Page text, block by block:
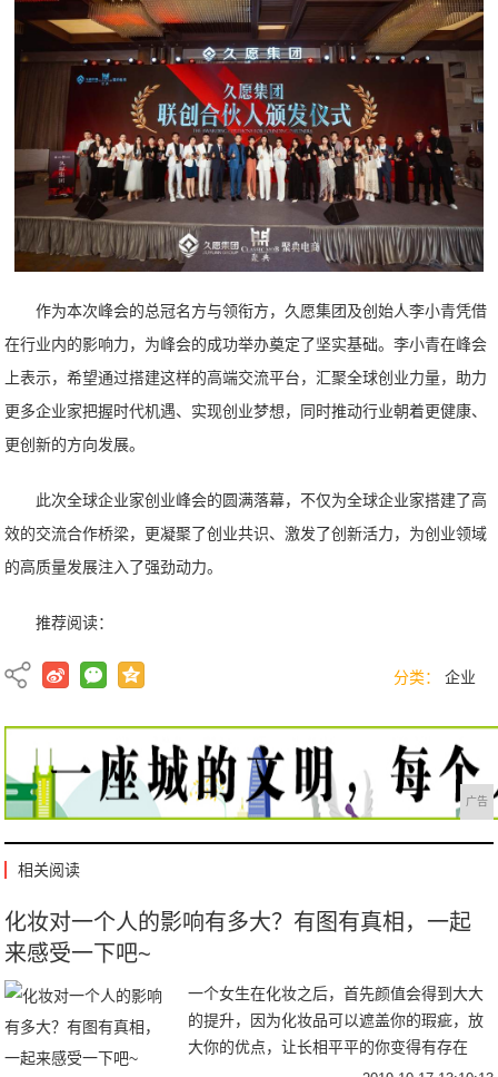
作为本次峰会的总冠名方与领衔方，久愿集团及创始人李小青凭借
在行业内的影响力，为峰会的成功举办奠定了坚实基础。李小青在峰会
上表示，希望通过搭建这样的高端交流平台，汇聚全球创业力量，助力
更多企业家把握时代机遇、实现创业梦想，同时推动行业朝着更健康、
更创新的方向发展。
此次全球企业家创业峰会的圆满落幕，不仅为全球企业家搭建了高
效的交流合作桥梁，更凝聚了创业共识、激发了创新活力，为创业领域
的高质量发展注入了强劲动力。
推荐阅读：
分类： 企业
广告
相关阅读
化妆对一个人的影响有多大？有图有真相，一起
来感受一下吧~
一个女生在化妆之后，首先颜值会得到大大
的提升，因为化妆品可以遮盖你的瑕疵，放
大你的优点，让长相平平的你变得有存在